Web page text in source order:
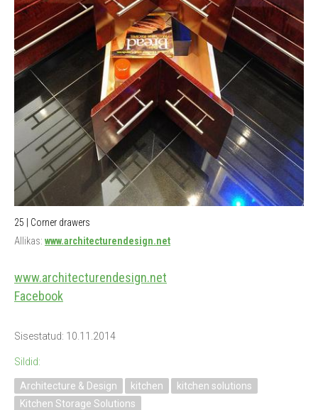
25 | Corner drawers
Allikas: www.architecturendesign.net
www.architecturendesign.net
Facebook
Sisestatud: 10.11.2014
Sildid:
Architecture & Design kitchen
kitchen solutions
Kitchen Storage Solutions